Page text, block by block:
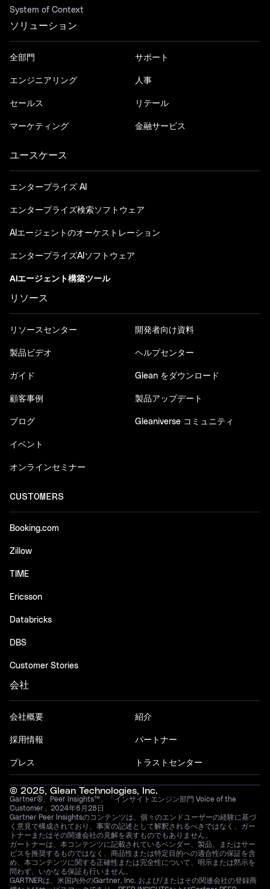
System of Context
ソリューション
全部門
エンジニアリング
セールス
マーケティング
サポート
人事
リテール
金融サービス
ユースケース
エンタープライズ AI
エンタープライズ検索ソフトウェア
AIエージェントのオーケストレーション
エンタープライズAIソフトウェア
AIエージェント構築ツール
リソース
リソースセンター
製品ビデオ
ガイド
顧客事例
ブログ
イベント
オンラインセミナー
開発者向け資料
ヘルプセンター
Glean をダウンロード
製品アップデート
Gleaniverse コミュニティ
CUSTOMERS
Booking.com
Zillow
TIME
Ericsson
Databricks
DBS
Customer Stories
会社
会社概要
採用情報
プレス
紹介
パートナー
トラストセンター
© 2025, Glean Technologies, Inc.
Gartner®、Peer Insights™、「インサイトエンジン部門 Voice of the
Customer」2024年6月28日
Gartner Peer Insightsのコンテンツは、個々のエンドユーザーの経験に基づ
く意見で構成されており、事実の記述として解釈されるべきではなく、ガー
トナーまたはその関連会社の見解を表すものでもありません。
ガートナーは、本コンテンツに記載されているベンダー、製品、またはサー
ビスを推奨するものではなく、商品性または特定目的への適合性の保証を含
め、本コンテンツに関する正確性または完全性について、明示または黙示を
問わず、いかなる保証も行いません。
GARTNERは、米国内外のGartner, Inc. および/またはその関連会社の登録商